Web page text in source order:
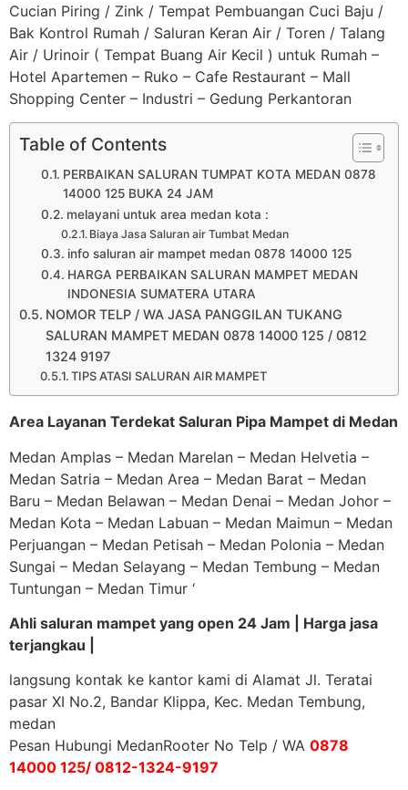
Cucian Piring / Zink / Tempat Pembuangan Cuci Baju /
Bak Kontrol Rumah / Saluran Keran Air / Toren / Talang
Air / Urinoir ( Tempat Buang Air Kecil ) untuk Rumah –
Hotel Apartemen – Ruko – Cafe Restaurant – Mall
Shopping Center – Industri – Gedung Perkantoran
Table of Contents
PERBAIKAN SALURAN TUMPAT KOTA MEDAN 0878
14000 125 BUKA 24 JAM
melayani untuk area medan kota :
Biaya Jasa Saluran air Tumbat Medan
info saluran air mampet medan 0878 14000 125
HARGA PERBAIKAN SALURAN MAMPET MEDAN
INDONESIA SUMATERA UTARA
NOMOR TELP / WA JASA PANGGILAN TUKANG
SALURAN MAMPET MEDAN 0878 14000 125 / 0812
1324 9197
TIPS ATASI SALURAN AIR MAMPET
Area Layanan Terdekat Saluran Pipa Mampet di Medan
Medan Amplas – Medan Marelan – Medan Helvetia –
Medan Satria – Medan Area – Medan Barat – Medan
Baru – Medan Belawan – Medan Denai – Medan Johor –
Medan Kota – Medan Labuan – Medan Maimun – Medan
Perjuangan – Medan Petisah – Medan Polonia – Medan
Sungai – Medan Selayang – Medan Tembung – Medan
Tuntungan – Medan Timur ‘
Ahli saluran mampet yang open 24 Jam | Harga jasa
terjangkau |
langsung kontak ke kantor kami di Alamat Jl. Teratai
pasar XI No.2, Bandar Klippa, Kec. Medan Tembung,
medan
Pesan Hubungi MedanRooter No Telp / WA 0878
14000 125/ 0812-1324-9197